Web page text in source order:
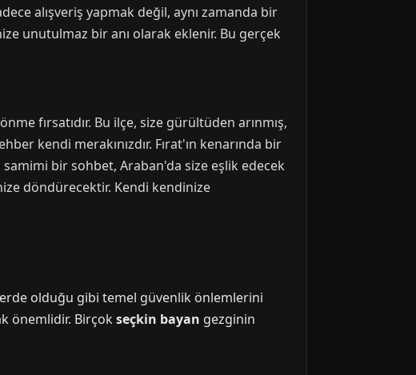
alışveriş yapmak değil, aynı zamanda bir
unutulmaz bir anı olarak eklenir. Bu gerçek
fırsatıdır. Bu ilçe, size gürültüden arınmış,
kendi merakınızdır. Fırat'ın kenarında bir
samimi bir sohbet, Araban'da size eşlik edecek
döndürecektir. Kendi kendinize
olduğu gibi temel güvenlik önlemlerini
önemlidir. Birçokseçkin bayan gezginin